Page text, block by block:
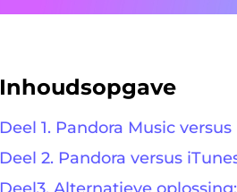
Inhoudsopgave
Deel 1. Pandora Music
Deel 2. Pandora versus